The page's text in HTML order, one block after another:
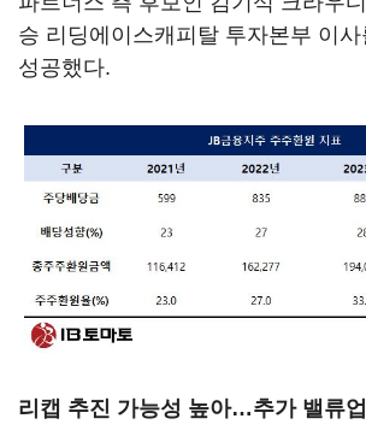
승 리딩에이스캐피탈 투자본부 이사
성공했다.
리캡 추진 가능성 높아…추가 밸류